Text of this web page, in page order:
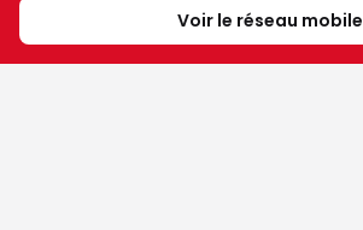
Voir le réseau mobile